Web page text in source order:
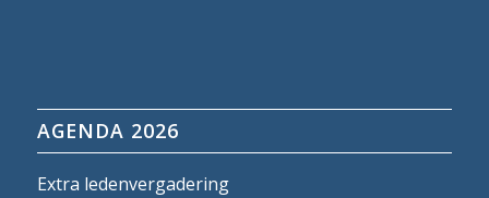
AGENDA 2026
Extra ledenvergadering